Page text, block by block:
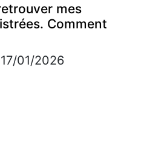
mes
Comment
01/2026